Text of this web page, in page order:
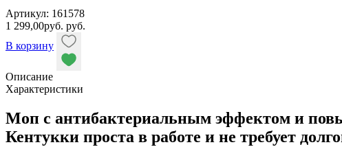
Артикул: 161578
1 299,00руб. руб.
В корзину
Описание
Характеристики
Моп с антибактериальным эффектом и
Кентукки проста в работе и не требует